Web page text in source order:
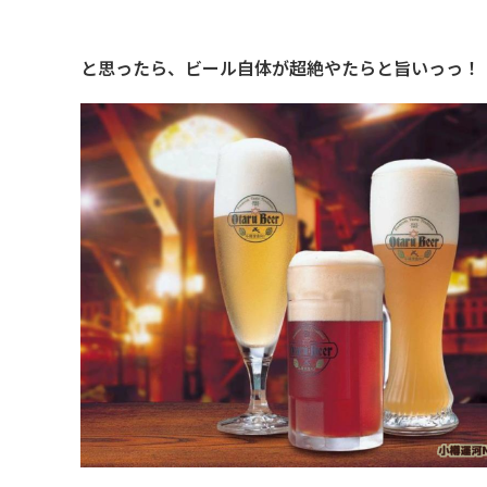
と思ったら、ビール自体が超絶やたらと旨いっっ！